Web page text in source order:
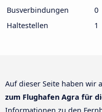
Busverbindungen
0
Haltestellen
1
Auf dieser Seite haben wir
zum Flughafen Agra für
Informationen zu den